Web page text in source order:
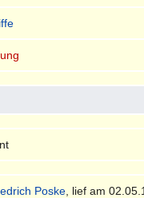
Poske , lief am